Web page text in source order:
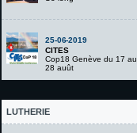
25-06-2019
CITES
Cop18 Genève du 17 au
28 auût
LUTHERIE